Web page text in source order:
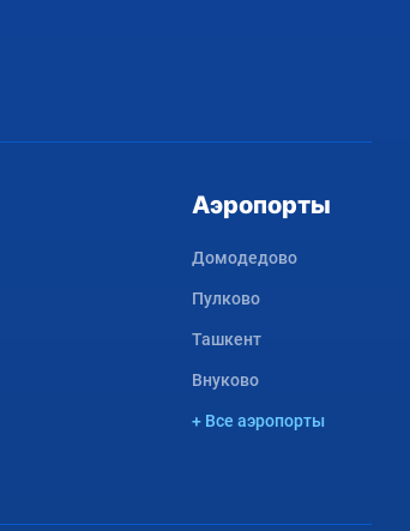
Аэропорты
Домодедово
Пулково
Ташкент
Внуково
+ Все аэропорты